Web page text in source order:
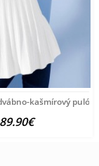
kašmírový
89.90€